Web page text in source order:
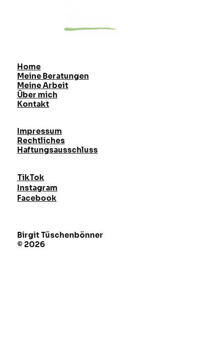
Home
Meine Beratungen
Meine Arbeit
Über mich
Kontakt
Impressum
Rechtliches
Haftungsausschluss
TikTok
Instagram
Facebook
Birgit Tüschenbönner
© 2026